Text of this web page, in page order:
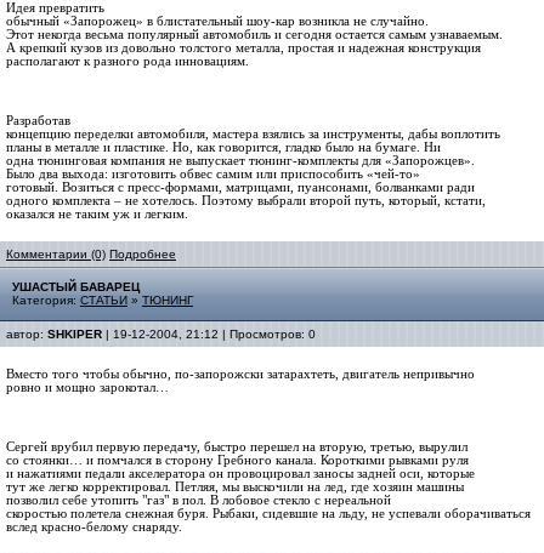
Идея превратить
обычный «Запорожец» в блистательный шоу-кар возникла не случайно.
Этот некогда весьма популярный автомобиль и сегодня остается самым узнаваемым.
А крепкий кузов из довольно толстого металла, простая и надежная конструкция
располагают к разного рода инновациям.
Разработав
концепцию переделки автомобиля, мастера взялись за инструменты, дабы воплотить
планы в металле и пластике. Но, как говорится, гладко было на бумаге. Ни
одна тюнинговая компания не выпускает тюнинг-комплекты для «Запорожцев».
Было два выхода: изготовить обвес самим или приспособить «чей-то»
готовый. Возиться с пресс-формами, матрицами, пуансонами, болванками ради
одного комплекта – не хотелось. Поэтому выбрали второй путь, который, кстати,
оказался не таким уж и легким.
Комментарии (0) Подробнее
УШАСТЫЙ БАВАРЕЦ
Категория: СТАТЬИ » ТЮНИНГ
автор: SHKIPER | 19-12-2004, 21:12 | Просмотров: 0
Вместо того чтобы обычно, по-запорожски затарахтеть, двигатель непривычно
ровно и мощно зарокотал…
Сергей врубил первую передачу, быстро перешел на вторую, третью, вырулил
со стоянки… и помчался в сторону Гребного канала. Короткими рывками руля
и нажатиями педали акселератора он провоцировал заносы задней оси, которые
тут же легко корректировал. Петляя, мы выскочили на лед, где хозяин машины
позволил себе утопить "газ" в пол. В лобовое стекло с нереальной
скоростью полетела снежная буря. Рыбаки, сидевшие на льду, не успевали оборачиваться
вслед красно-белому снаряду.